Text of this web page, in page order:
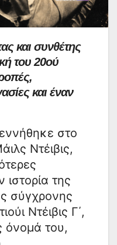
και συνθέτης
του 20ού
και έναν
στο
Ντέιβις,
της
σύγχρονης
Ντέιβις Γ΄,
όνομά του,